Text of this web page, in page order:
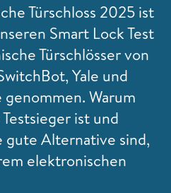
Türschloss 2025 ist
Smart Lock Test
Türschlösser von
Yale und
Warum
ist und
gute Alternative sind,
elektronischen